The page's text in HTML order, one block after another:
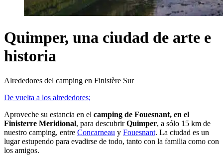
Quimper, una ciudad de arte e
historia
Alrededores del camping en Finistère Sur
De vuelta a los alrededores;
Aproveche su estancia en el camping de Fouesnant, en el
Finisterre Meridional, para descubrirQuimper, a sólo 15 km de
nuestro camping, entre Concarneau y Fouesnant. La ciudad es un
lugar estupendo para evadirse de todo, tanto con la familia como con
los amigos.